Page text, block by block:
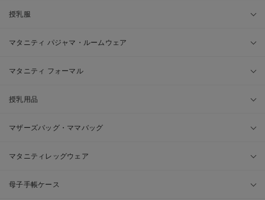
授乳服
マタニティ パジャマ・ルームウェア
マタニティ フォーマル
授乳用品
マザーズバッグ・ママバッグ
マタニティレッグウェア
母子手帳ケース